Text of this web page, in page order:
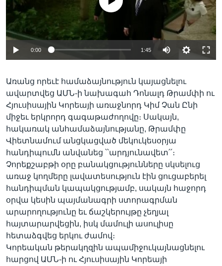
Լեզուներ
0:00 1:45
Առանց որեւէ համաձայնություն կայացնելու
ավարտվեց ԱՄՆ-ի նախագահ Դոնալդ Թրամփի ու
Հյուսիսային Կորեայի առաջնորդ Կիմ Չան Ընի
միջեւ երկրորդ գագաթաժողովը։ Սակայն,
հակառակ անհամաձայնությանը, Թրամփը
Վիետնամում անցկացված մեկուկեսօրյա
հանդիպումն անվանեց ՝՝արդյունավետ՛՛։
Չորեքշաբթի օրը բանակցությունները սկսելուց
առաջ կողմերը լավատեսություն էին ցուցաբերել
հանդիպման կապակցությամբ, սակայն հաջորդ
օրվա կեսին պայմանագրի ստորագրման
արարողությունը եւ ճաշկերույթը չեղյալ
հայտարարվեցին, իսկ մամուլի ասուլիսը
հետաձգվեց երկու ժամով։
Կորեական թերակղզին ապամիջուկայնացնելու
հարցով ԱՄՆ-ի ու Հյուսիսային Կորեայի